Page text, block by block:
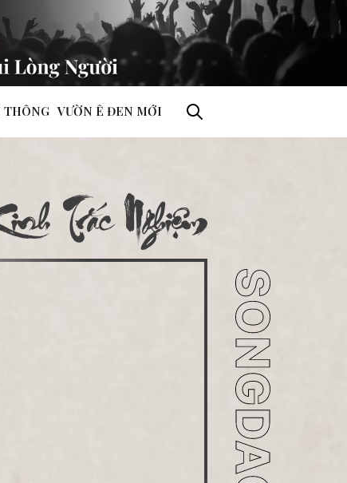
THÔNG VƯỜN Ê ĐEN MỚI
Trắc Nghiệm